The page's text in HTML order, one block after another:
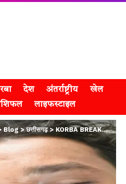
देश अंतर्राष्ट्रीय
खेल
लाइफस्टाइल
Blog>छत्तीसगढ़> KORBA BREAK : ASI के बेटे को कुचला, पत्रकार पर तानी पिस्टल, फायरिंग कर बेरहमी से पीटा